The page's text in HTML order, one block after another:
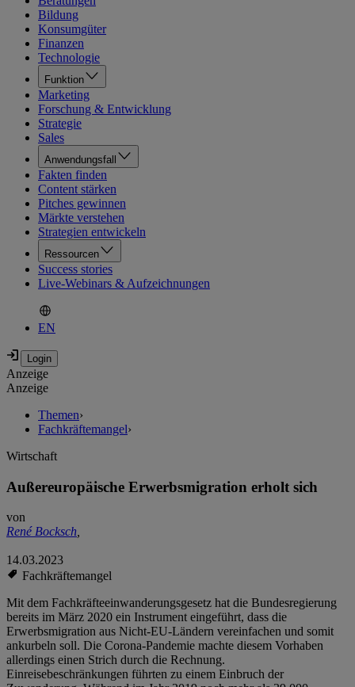
Bildung
Konsumgüter
Finanzen
Technologie
Funktion
Marketing
Forschung & Entwicklung
Strategie
Sales
Anwendungsfall
Fakten finden
Content stärken
Pitches gewinnen
Märkte verstehen
Strategien entwickeln
Ressourcen
Success stories
Live-Webinars & Aufzeichnungen
EN
Anzeige
Anzeige
Themen›
Fachkräftemangel›
Wirtschaft
Außereuropäische Erwerbsmigration erholt sich
von
René Bocksch,
14.03.2023
Fachkräftemangel
Mit dem Fachkräfteeinwanderungsgesetz hat die Bundesregierung
bereits im März 2020 ein Instrument eingeführt, dass die
Erwerbsmigration aus Nicht-EU-Ländern vereinfachen und somit
ankurbeln soll. Die Corona-Pandemie machte diesem Vorhaben
allerdings einen Strich durch die Rechnung.
Einreisebeschränkungen führten zu einem Einbruch der